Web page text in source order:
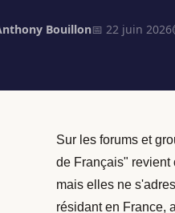
Bouillon📅 22 juin 2026
Sur les forums et
de Français" revient
mais elles ne
résidant en France,